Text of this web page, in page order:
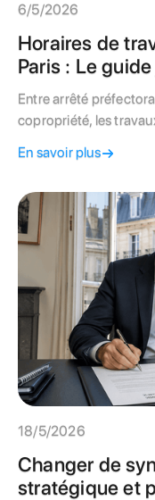
6/5/2026
Horaires de
Paris : Le
Entre arrêté
copropriété, les
En savoir plus
18/5/2026
Changer de
stratégique et